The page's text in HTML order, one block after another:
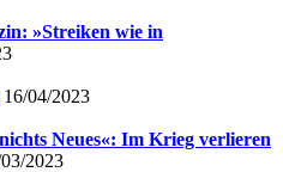
»Streiken wie in
16/04/2023
Neues«: Im Krieg verlieren
2023